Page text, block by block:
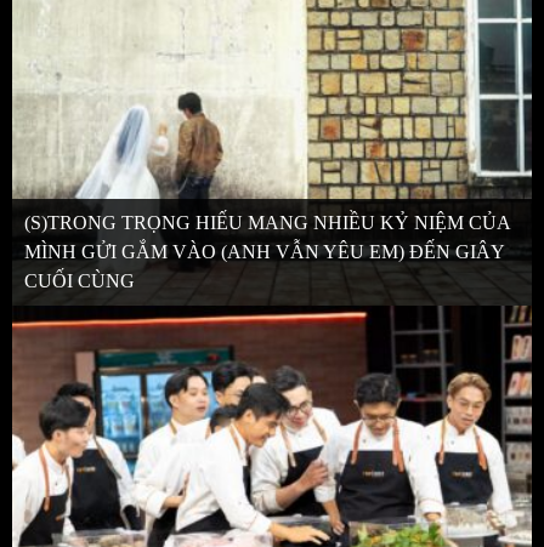
(S)TRONG TRỌNG HIẾU MANG NHIỀU KỶ NIỆM CỦA
MÌNH GỬI GẮM VÀO (ANH VẪN YÊU EM) ĐẾN GIÂY
CUỐI CÙNG